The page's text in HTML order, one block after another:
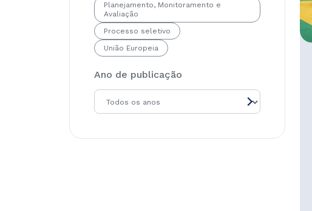
Planejamento, Monitoramento e
Avaliação
Processo seletivo
União Europeia
Ano de publicação